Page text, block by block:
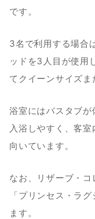
です。
3名で利用する場合
ッドを3人目が使用
てクイーンサイズま
浴室にはバスタブ
入浴しやすく、客
向いています。
なお、リザーブ・
「プリンセス・ラ
ます。